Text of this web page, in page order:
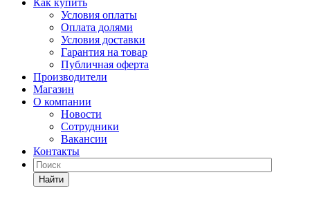
Как купить
Условия оплаты
Оплата долями
Условия доставки
Гарантия на товар
Публичная оферта
Производители
Магазин
О компании
Новости
Сотрудники
Вакансии
Контакты
Найти